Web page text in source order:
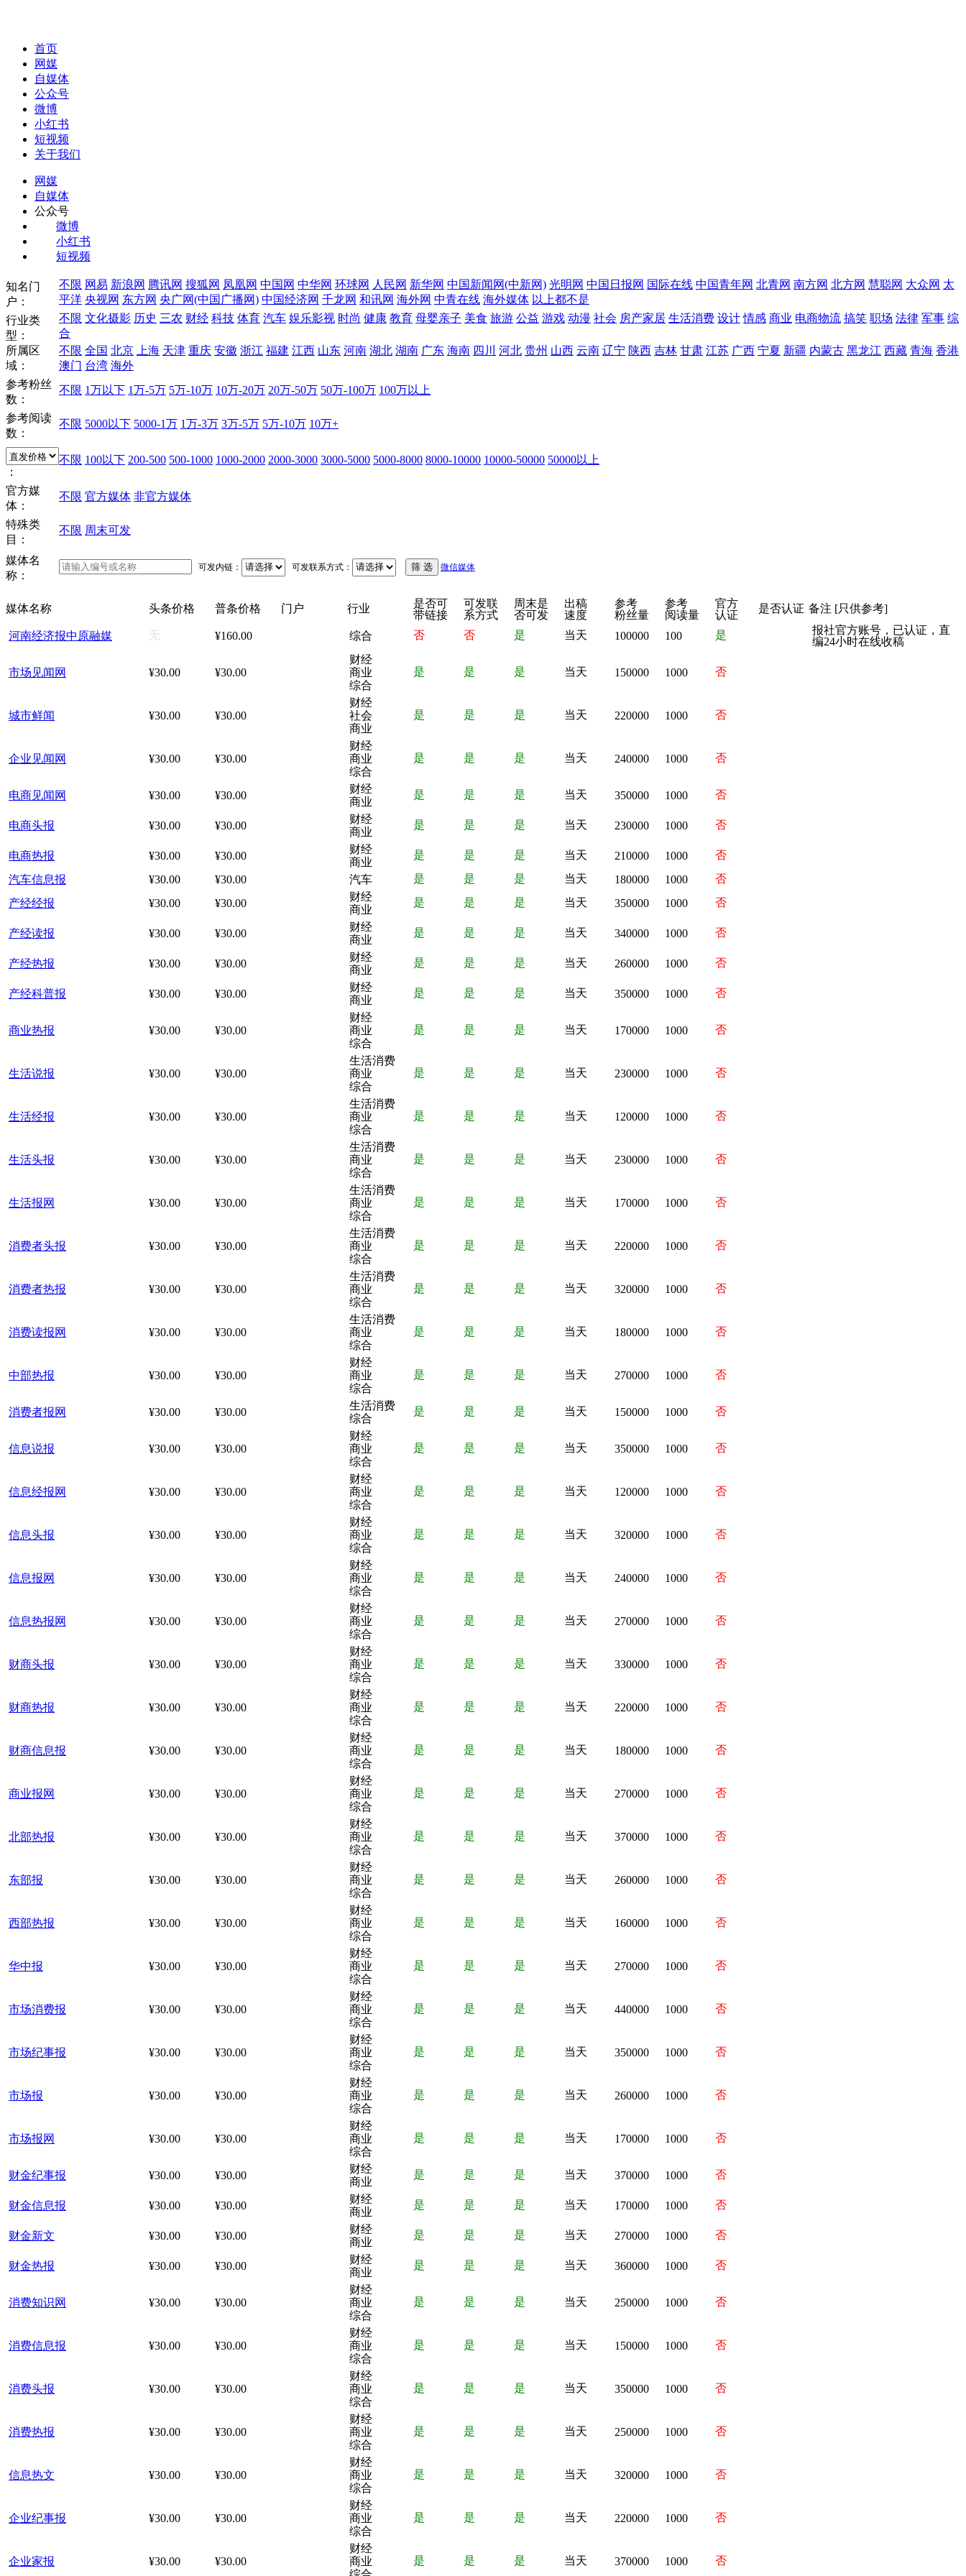
首页
网媒
自媒体
公众号
微博
小红书
短视频
关于我们
网媒
自媒体
公众号
微博
小红书
短视频
知名门
户：
不限 网易 新浪网 腾讯网 搜狐网 凤凰网 中国网 中华网 环球网 人民网 新华网 中国新闻网(中新网) 光明网 中国日报网 国际在线 中国青年网 北青网 南方网 北方网 慧聪网 大众网 太
平洋 央视网 东方网 央广网(中国广播网) 中国经济网 千龙网 和讯网 海外网 中青在线 海外媒体 以上都不是
行业类
型：
不限 文化摄影 历史 三农 财经 科技 体育 汽车 娱乐影视 时尚 健康 教育 母婴亲子 美食 旅游 公益 游戏 动漫 社会 房产家居 生活消费 设计 情感 商业 电商物流 搞笑 职场 法律 军事 综
合
所属区
域：
不限 全国 北京 上海 天津 重庆 安徽 浙江 福建 江西 山东 河南 湖北 湖南 广东 海南 四川 河北 贵州 山西 云南 辽宁 陕西 吉林 甘肃 江苏 广西 宁夏 新疆 内蒙古 黑龙江 西藏 青海 香港
澳门 台湾 海外
参考粉丝
数：
不限 1万以下 1万-5万 5万-10万 10万-20万 20万-50万 50万-100万 100万以上
参考阅读
数：
不限 5000以下 5000-1万 1万-3万 3万-5万 5万-10万 10万+
：
不限 100以下 200-500 500-1000 1000-2000 2000-3000 3000-5000 5000-8000 8000-10000 10000-50000 50000以上
官方媒
体：
不限 官方媒体 非官方媒体
特殊类
目：
不限 周末可发
媒体名
称：
可发内链： 可发联系方式： 微信媒体
媒体名称 头条价格 普条价格 门户 行业
是否可
带链接
可发联
系方式
周末是
否可发
出稿
速度
参考
粉丝量
参考
阅读量
官方
认证
是否认证 备注 [只供参考]
河南经济报中原融媒 无 ¥160.00 综合 否 否 是 当天 100000 100 是
报社官方账号，已认证，直
编24小时在线收稿
市场见闻网 ¥30.00 ¥30.00
财经
商业
综合
是 是 是 当天 150000 1000 否
城市鲜闻 ¥30.00 ¥30.00
财经
社会
商业
是 是 是 当天 220000 1000 否
企业见闻网 ¥30.00 ¥30.00
财经
商业
综合
是 是 是 当天 240000 1000 否
电商见闻网 ¥30.00 ¥30.00
财经
商业
是 是 是 当天 350000 1000 否
电商头报 ¥30.00 ¥30.00
财经
商业
是 是 是 当天 230000 1000 否
电商热报 ¥30.00 ¥30.00
财经
商业
是 是 是 当天 210000 1000
否
汽车信息报
¥30.00 ¥30.00 汽车 是 是 是 当天 180000 1000
否
产经经报
¥30.00 ¥30.00
财经
商业
是 是 是 当天 350000 1000 否
产经读报 ¥30.00 ¥30.00
财经
商业
是 是 是 当天 340000 1000 否
产经热报 ¥30.00 ¥30.00
财经
商业
是 是 是 当天 260000 1000 否
产经科普报 ¥30.00 ¥30.00
财经
商业
是 是 是 当天 350000 1000 否
商业热报 ¥30.00 ¥30.00
财经
商业
综合
是 是 是 当天 170000 1000 否
生活说报 ¥30.00 ¥30.00
生活消费
商业
综合
是 是 是 当天 230000 1000 否
生活经报 ¥30.00 ¥30.00
生活消费
商业
综合
是 是 是 当天 120000 1000 否
生活头报 ¥30.00 ¥30.00
生活消费
商业
综合
是 是 是 当天 230000 1000 否
生活报网 ¥30.00 ¥30.00
生活消费
商业
综合
是 是 是 当天 170000 1000 否
消费者头报 ¥30.00 ¥30.00
生活消费
商业
综合
是 是 是 当天 220000 1000 否
消费者热报 ¥30.00 ¥30.00
生活消费
商业
综合
是 是 是 当天 320000 1000 否
消费读报网 ¥30.00 ¥30.00
生活消费
商业
综合
是 是 是 当天 180000 1000 否
中部热报 ¥30.00 ¥30.00
财经
商业
综合
是 是 是 当天 270000 1000 否
消费者报网 ¥30.00 ¥30.00
生活消费
综合
是 是 是 当天 150000 1000 否
信息说报 ¥30.00 ¥30.00
财经
商业
综合
是 是 是 当天 350000 1000 否
信息经报网 ¥30.00 ¥30.00
财经
商业
综合
是 是 是 当天 120000 1000 否
信息头报 ¥30.00 ¥30.00
财经
商业
综合
是 是 是 当天 320000 1000 否
信息报网 ¥30.00 ¥30.00
财经
商业
综合
是 是 是 当天 240000 1000 否
信息热报网 ¥30.00 ¥30.00
财经
商业
综合
是 是 是 当天 270000 1000 否
财商头报 ¥30.00 ¥30.00
财经
商业
综合
是 是 是 当天 330000 1000 否
财商热报 ¥30.00 ¥30.00
财经
商业
综合
是 是 是 当天 220000 1000 否
财商信息报 ¥30.00 ¥30.00
财经
商业
综合
是 是 是 当天 180000 1000 否
商业报网 ¥30.00 ¥30.00
财经
商业
综合
是 是 是 当天 270000 1000 否
北部热报 ¥30.00 ¥30.00
财经
商业
综合
是 是 是 当天 370000 1000 否
东部报 ¥30.00 ¥30.00
财经
商业
综合
是 是 是 当天 260000 1000 否
西部热报 ¥30.00 ¥30.00
财经
商业
综合
是 是 是 当天 160000 1000 否
华中报 ¥30.00 ¥30.00
财经
商业
综合
是 是 是 当天 270000 1000 否
市场消费报 ¥30.00 ¥30.00
财经
商业
综合
是 是 是 当天 440000 1000 否
市场纪事报 ¥30.00 ¥30.00
财经
商业
综合
是 是 是 当天 350000 1000 否
市场报 ¥30.00 ¥30.00
财经
商业
综合
是 是 是 当天 260000 1000 否
市场报网 ¥30.00 ¥30.00
财经
商业
综合
是 是 是 当天 170000 1000 否
财金纪事报 ¥30.00 ¥30.00
财经
商业
是 是 是 当天 370000 1000 否
财金信息报 ¥30.00 ¥30.00
财经
商业
是 是 是 当天 170000 1000 否
财金新文 ¥30.00 ¥30.00
财经
商业
是 是 是 当天 270000 1000 否
财金热报 ¥30.00 ¥30.00
财经
商业
是 是 是 当天 360000 1000 否
消费知识网 ¥30.00 ¥30.00
财经
商业
综合
是 是 是 当天 250000 1000 否
消费信息报 ¥30.00 ¥30.00
财经
商业
综合
是 是 是 当天 150000 1000 否
消费头报 ¥30.00 ¥30.00
财经
商业
综合
是 是 是 当天 350000 1000 否
消费热报 ¥30.00 ¥30.00
财经
商业
综合
是 是 是 当天 250000 1000 否
信息热文 ¥30.00 ¥30.00
财经
商业
综合
是 是 是 当天 320000 1000 否
企业纪事报 ¥30.00 ¥30.00
财经
商业
综合
是 是 是 当天 220000 1000 否
企业家报 ¥30.00 ¥30.00
财经
商业
是 是 是 当天 370000 1000 否